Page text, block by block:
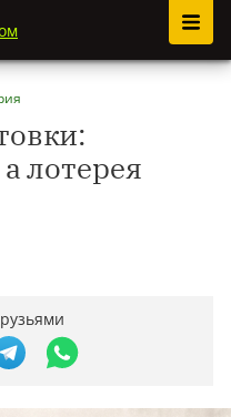
лотерея